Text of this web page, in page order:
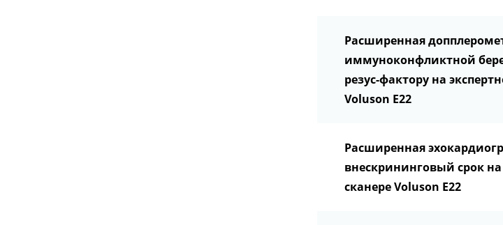
Расширенная
иммуноконфликтной
резус-фактору на
Voluson E22
Расширенная
внескрининговый срок
сканере Voluson E22